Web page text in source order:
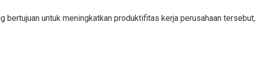
bertujuan untuk meningkatkan produktifitas kerja perusahaan tersebut,